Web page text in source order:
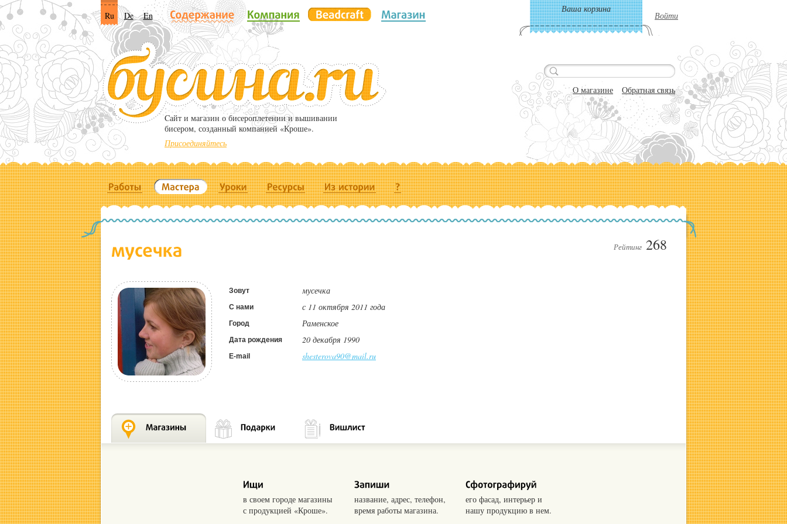
Ru De En
Ваша корзина
Войти
Cайт и магазин о бисероплетении и вышивании
бисером, созданный компанией «Кроше».
Присоединяйтесь
О магазине Обратная связь
Рейтинг 268
Зовут мусечка
С нами с 11 октября 2011 года
Город Раменское
Дата рождения 20 декабря 1990
E-mail shesterova90@mail.ru
в своем городе магазины
с продукцией «Кроше».
название, адрес, телефон,
время работы магазина.
его фасад, интерьер и
нашу продукцию в нем.